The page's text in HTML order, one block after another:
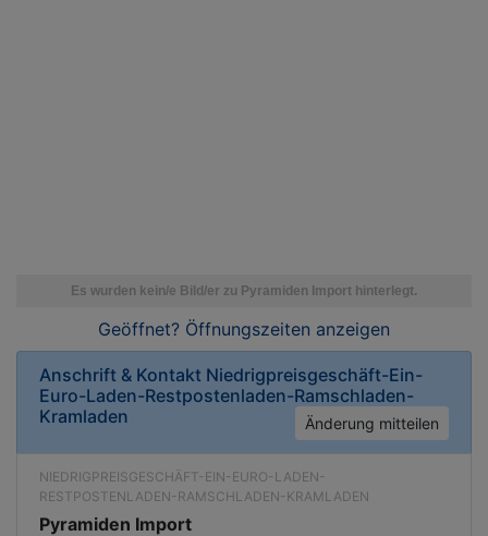
Geöffnet? Öffnungszeiten anzeigen
Anschrift & Kontakt Niedrigpreisgeschäft-Ein-
Euro-Laden-Restpostenladen-Ramschladen-
Kramladen
Änderung mitteilen
NIEDRIGPREISGESCHÄFT-EIN-EURO-LADEN-
RESTPOSTENLADEN-RAMSCHLADEN-KRAMLADEN
Pyramiden Import